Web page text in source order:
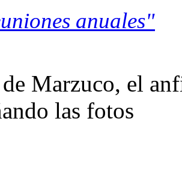
anuales"
Marzuco, el
las fotos